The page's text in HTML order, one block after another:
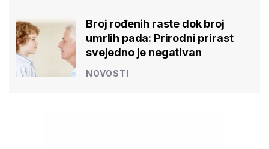
Broj rođenih raste dok broj
umrlih pada: Prirodni prirast
svejedno je negativan
NOVOSTI